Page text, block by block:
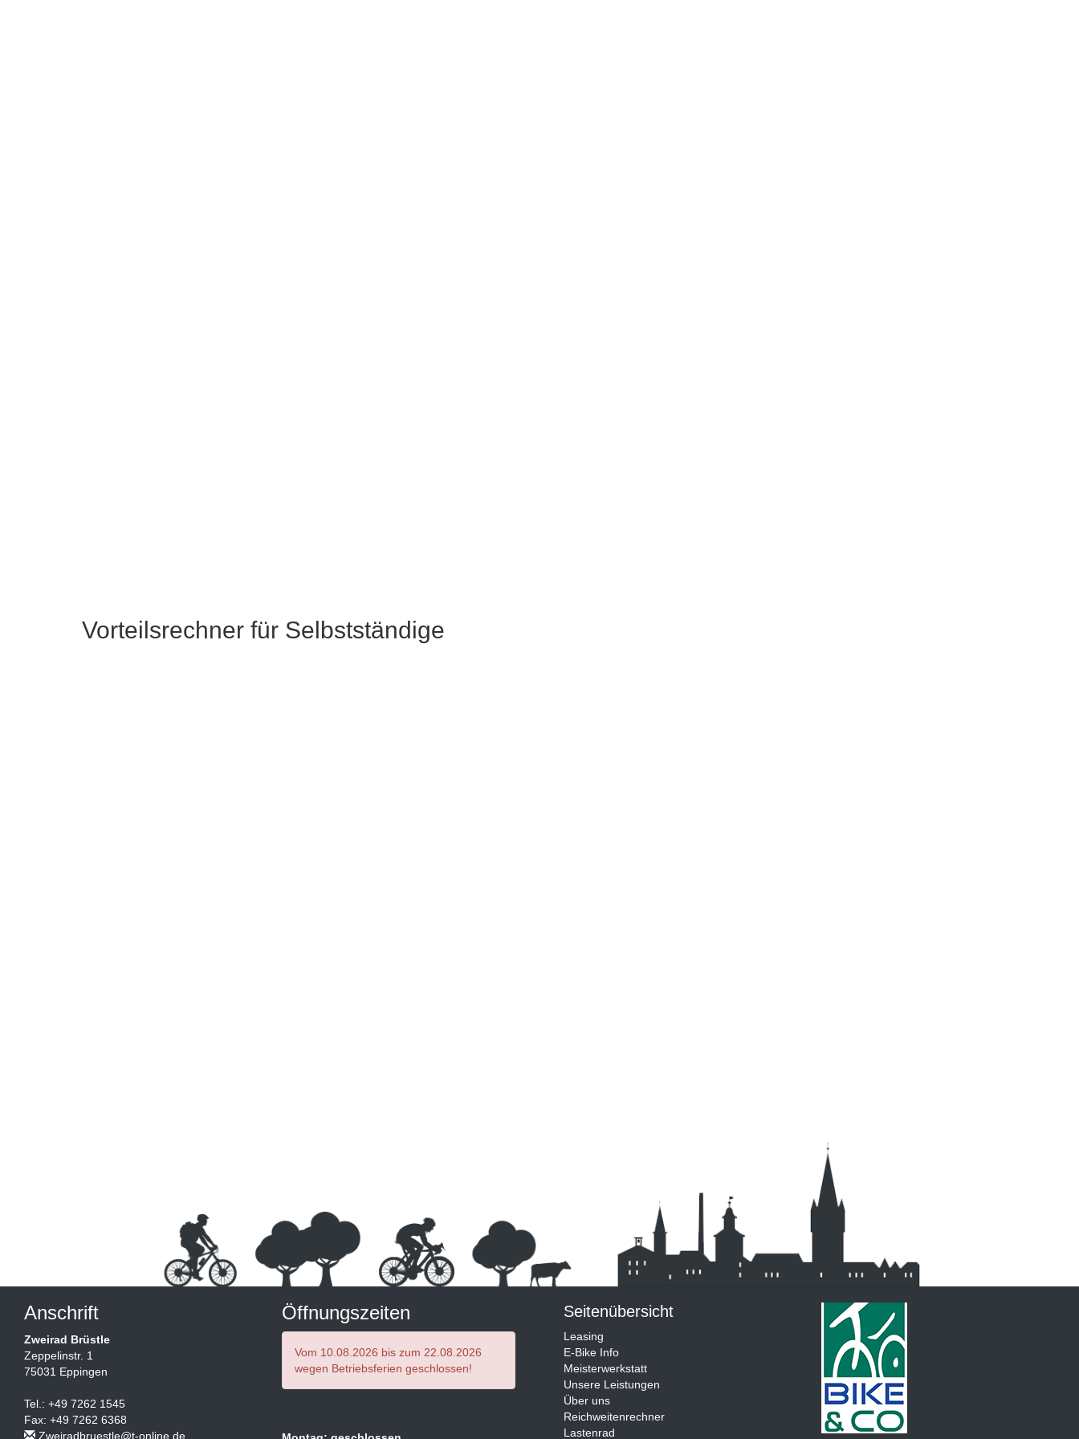
Vorteilsrechner für Selbstständige
Anschrift
Zweirad Brüstle
Zeppelinstr. 1
75031 Eppingen
Tel.: +49 7262 1545
Fax: +49 7262 6368
Zweiradbruestle@t-online.de
Öffnungszeiten
Vom 10.08.2026 bis zum 22.08.2026
wegen Betriebsferien geschlossen!
Seitenübersicht
Leasing
E-Bike Info
Meisterwerkstatt
Unsere Leistungen
Über uns
Reichweitenrechner
Lastenrad